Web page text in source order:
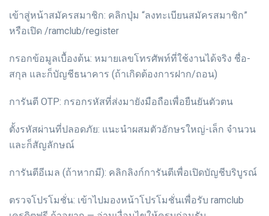
เข้าสู่หน้าสมัครสมาชิก: คลิกปุ่ม “ลงทะเบียนสมัครสมาชิก”
หรือเปิด /ramclub/register
กรอกข้อมูลเบื้องต้น: หมายเลขโทรศัพท์ที่ใช้งานได้จริง ชื่อ-
สกุล และก็บัญชีธนาคาร (ถ้าเกิดต้องการฝาก/ถอน)
การันตี OTP: กรอกรหัสที่ส่งมายังมือถือเพื่อยืนยันตัวตน
ตั้งรหัสผ่านที่ปลอดภัย: แนะนำผสมตัวอักษรใหญ่-เล็ก จำนวน
และก็สัญลักษณ์
การันตีอีเมล (ถ้าหากมี): คลิกลิงก์การันตีเพื่อเปิดบัญชีบริบูรณ์
ตรวจโปรโมชั่น: เข้าไปมองหน้าโปรโมชั่นเพื่อรับ ramclub